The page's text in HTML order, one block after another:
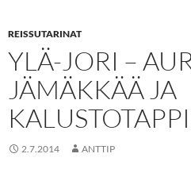
REISSUTARINAT
YLÄ-JORI –
JÄMÄKKÄÄ JA
2.7.2014 ANTTIP